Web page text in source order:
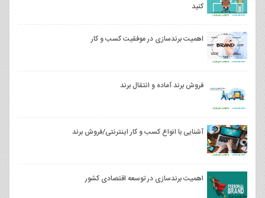
کنید
اهمیت برندسازی در موفقیت کسب و کار
فروش برند آماده و انتقال برند
آشنایی با انواع کسب و کار اینترنتی/فروش برند
اهمیت برندسازی در توسعه اقتصادی کشور